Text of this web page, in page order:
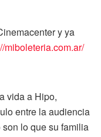
y ya
miboleteria.com.ar/
vida a Hipo,
entre la audiencia
lo que su familia